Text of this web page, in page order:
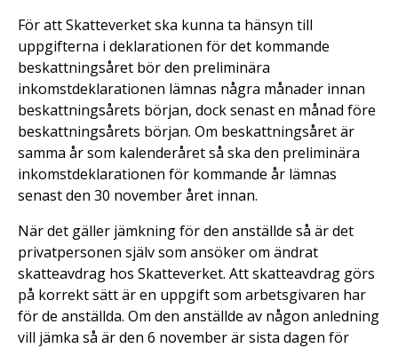
För att Skatteverket ska kunna ta hänsyn till
uppgifterna i deklarationen för det kommande
beskattningsåret bör den preliminära
inkomstdeklarationen lämnas några månader innan
beskattningsårets början, dock senast en månad före
beskattningsårets början. Om beskattningsåret är
samma år som kalenderåret så ska den preliminära
inkomstdeklarationen för kommande år lämnas
senast den 30 november året innan.
När det gäller jämkning för den anställde så är det
privatpersonen själv som ansöker om ändrat
skatteavdrag hos Skatteverket. Att skatteavdrag görs
på korrekt sätt är en uppgift som arbetsgivaren har
för de anställda. Om den anställde av någon anledning
vill jämka så är den 6 november är sista dagen för